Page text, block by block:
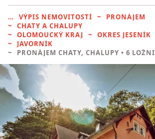
VÝPIS NEMOVITOSTÍ
PRONÁJEM
CHATY A CHALUPY
OLOMOUCKÝ KRAJ
OKRES JESENÍK
JAVORNÍK
PRONÁJEM CHATY, CHALUPY • 6 LOŽNIC BEZ REALITKY